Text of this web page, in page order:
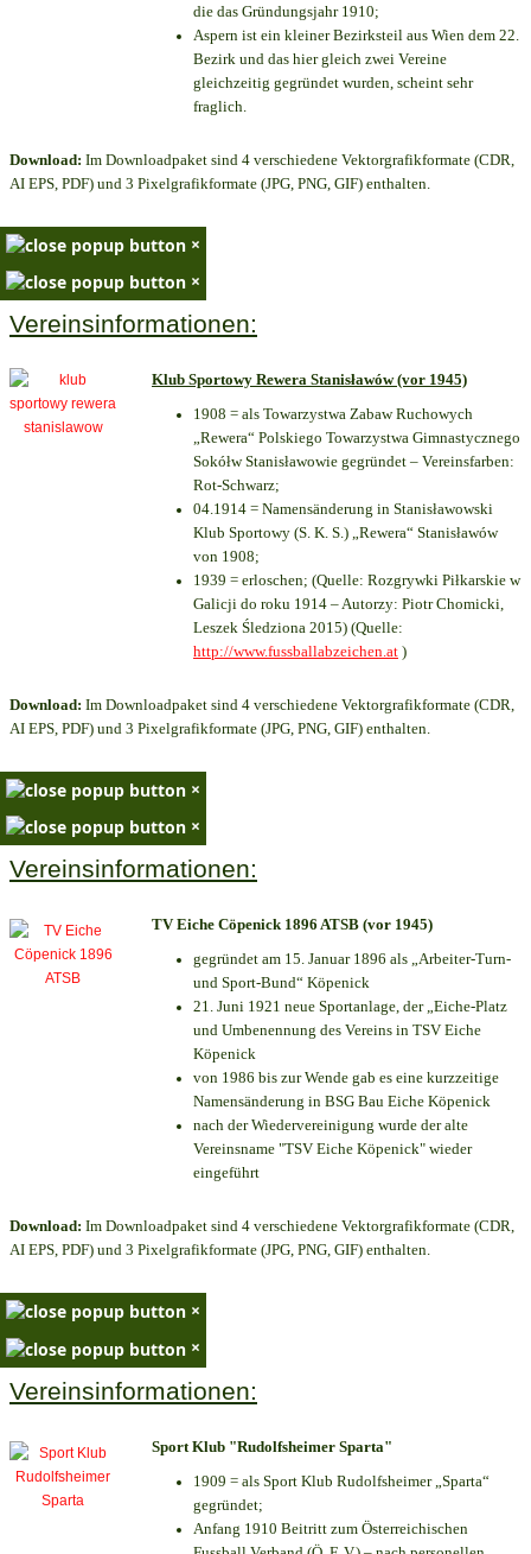
die das Gründungsjahr 1910;
Aspern ist ein kleiner Bezirksteil aus Wien dem 22.
Bezirk und das hier gleich zwei Vereine
gleichzeitig gegründet wurden, scheint sehr
fraglich.
Download: Im Downloadpaket sind 4 verschiedene Vektorgrafikformate (CDR,
AI EPS, PDF) und 3 Pixelgrafikformate (JPG, PNG, GIF) enthalten.
×
×
Vereinsinformationen:
Klub Sportowy Rewera Stanisławów (vor 1945)
1908 = als Towarzystwa Zabaw Ruchowych
„Rewera“ Polskiego Towarzystwa Gimnastycznego
Sokółw Stanisławowie gegründet – Vereinsfarben:
Rot-Schwarz;
04.1914 = Namensänderung in Stanisławowski
Klub Sportowy (S. K. S.) „Rewera“ Stanisławów
von 1908;
1939 = erloschen; (Quelle: Rozgrywki Piłkarskie w
Galicji do roku 1914 – Autorzy: Piotr Chomicki,
Leszek Śledziona 2015) (Quelle:
http://www.fussballabzeichen.at )
Download: Im Downloadpaket sind 4 verschiedene Vektorgrafikformate (CDR,
AI EPS, PDF) und 3 Pixelgrafikformate (JPG, PNG, GIF) enthalten.
×
×
Vereinsinformationen:
TV Eiche Cöpenick 1896 ATSB (vor 1945)
gegründet am 15. Januar 1896 als „Arbeiter-Turn-
und Sport-Bund“ Köpenick
21. Juni 1921 neue Sportanlage, der „Eiche-Platz
und Umbenennung des Vereins in TSV Eiche
Köpenick
von 1986 bis zur Wende gab es eine kurzzeitige
Namensänderung in BSG Bau Eiche Köpenick
nach der Wiedervereinigung wurde der alte
Vereinsname "TSV Eiche Köpenick" wieder
eingeführt
Download: Im Downloadpaket sind 4 verschiedene Vektorgrafikformate (CDR,
AI EPS, PDF) und 3 Pixelgrafikformate (JPG, PNG, GIF) enthalten.
×
×
Vereinsinformationen:
Sport Klub "Rudolfsheimer Sparta"
1909 = als Sport Klub Rudolfsheimer „Sparta“
gegründet;
Anfang 1910 Beitritt zum Österreichischen